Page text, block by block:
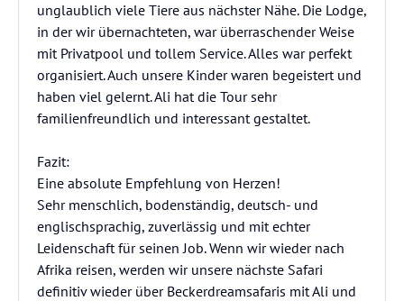
unglaublich viele Tiere aus nächster Nähe. Die Lodge,
in der wir übernachteten, war überraschender Weise
mit Privatpool und tollem Service. Alles war perfekt
organisiert. Auch unsere Kinder waren begeistert und
haben viel gelernt. Ali hat die Tour sehr
familienfreundlich und interessant gestaltet.
Fazit:
Eine absolute Empfehlung von Herzen!
Sehr menschlich, bodenständig, deutsch- und
englischsprachig, zuverlässig und mit echter
Leidenschaft für seinen Job. Wenn wir wieder nach
Afrika reisen, werden wir unsere nächste Safari
definitiv wieder über Beckerdreamsafaris mit Ali und